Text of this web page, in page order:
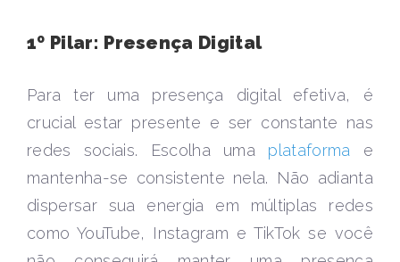
1º Pilar: Presença Digital
Para ter uma presença digital efetiva, é
crucial estar presente e ser constante nas
redes sociais. Escolha uma plataforma e
mantenha-se consistente nela. Não adianta
dispersar sua energia em múltiplas redes
como YouTube, Instagram e TikTok se você